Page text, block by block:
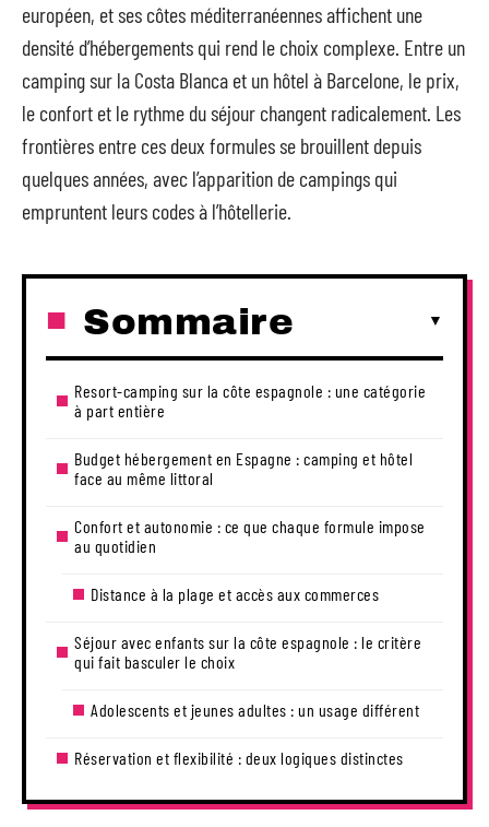
européen, et ses côtes méditerranéennes affichent une
densité d’hébergements qui rend le choix complexe. Entre un
camping sur la Costa Blanca et un hôtel à Barcelone, le prix,
le confort et le rythme du séjour changent radicalement. Les
frontières entre ces deux formules se brouillent depuis
quelques années, avec l’apparition de campings qui
empruntent leurs codes à l’hôtellerie.
Sommaire
Resort-camping sur la côte espagnole : une catégorie
à part entière
Budget hébergement en Espagne : camping et hôtel
face au même littoral
Confort et autonomie : ce que chaque formule impose
au quotidien
Distance à la plage et accès aux commerces
Séjour avec enfants sur la côte espagnole : le critère
qui fait basculer le choix
Adolescents et jeunes adultes : un usage différent
Réservation et flexibilité : deux logiques distinctes